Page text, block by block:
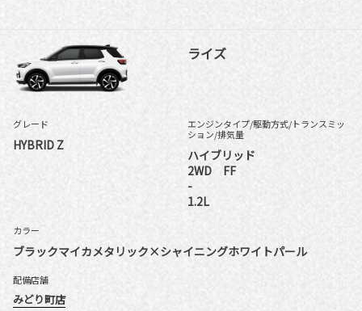
ライズ
グレード
HYBRID Z
エンジンタイプ/駆動方式/トランスミッ
ション/排気量
ハイブリッド
2WD FF
-
1.2L
カラー
ブラックマイカメタリック×シャイニングホワイトパール
配備店舗
みどり町店